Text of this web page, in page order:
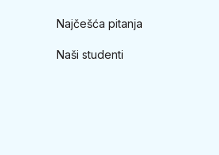
Najčešća pitanja
Naši studenti